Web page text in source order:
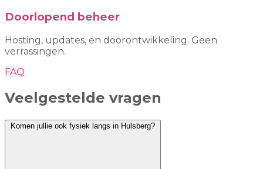
Doorlopend beheer
Hosting, updates, en doorontwikkeling. Geen
verrassingen.
FAQ
Veelgestelde vragen
Komen jullie ook fysiek langs in Hulsberg?